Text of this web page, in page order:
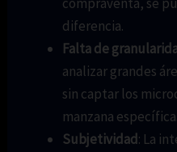
diferencia.
Falta de
analizar grandes
sin captar los
manzana específica.
Subjetividad: La